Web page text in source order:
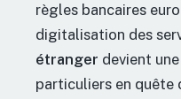
règles bancaires
digitalisation des
étranger devient
particuliers en